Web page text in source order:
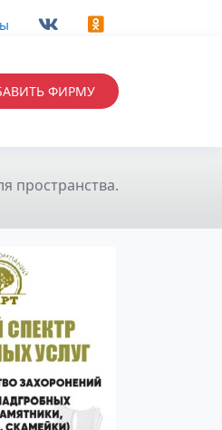
ФИРМУ
пространства.
Next